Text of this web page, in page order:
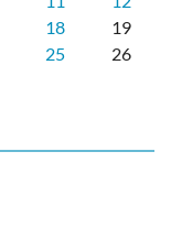
18
19
25
26